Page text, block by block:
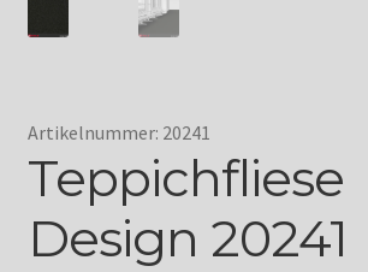
Artikelnummer: 20241
Teppichfliese
Design 20241